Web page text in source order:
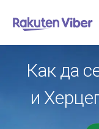
Как да
и